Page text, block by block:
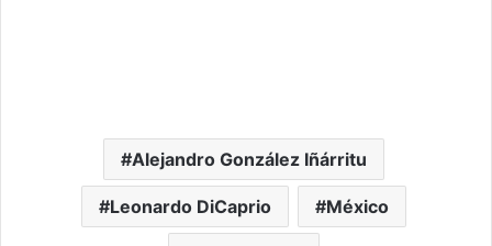
Alejandro González Iñárritu
Leonardo DiCaprio México